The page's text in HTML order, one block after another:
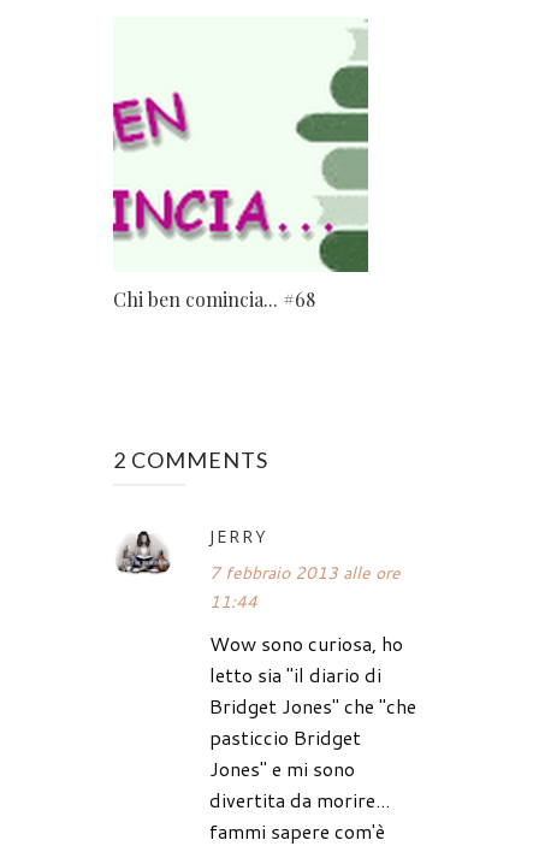
Chi ben comincia... #68
2 COMMENTS
JERRY
7 febbraio 2013 alle ore
11:44
Wow sono curiosa, ho
letto sia "il diario di
Bridget Jones" che "che
pasticcio Bridget
Jones" e mi sono
divertita da morire...
fammi sapere com'è